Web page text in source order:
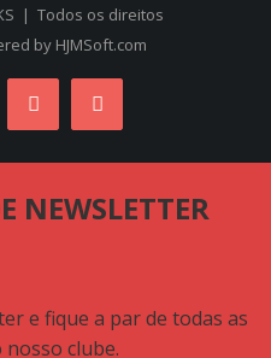
| Todos os direitos
by HJMSoft.com
YouTubeSkype
NEWSLETTER
e fique a par de todas as
nosso clube.